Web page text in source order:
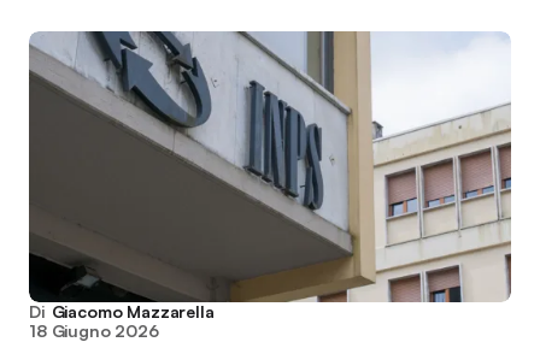
Di Giacomo Mazzarella
18 Giugno 2026